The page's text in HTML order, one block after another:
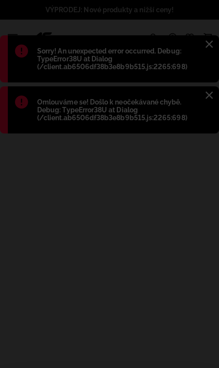
Błąd:
Sorry! An unexpected error occurred. Debug:
TypeError38U at Dialog
(/client.ab6506df38b3e8b9b515.js:2265:698)
Błąd:
Omlouváme se! Došlo k neočekávané chybě.
Debug: TypeError38U at Dialog
(/client.ab6506df38b3e8b9b515.js:2265:698)
VÝPRODEJ: Nové produkty a nižší ceny!